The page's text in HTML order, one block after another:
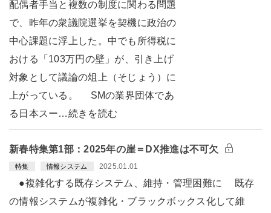
配偶者手当と複数の制度に関わる問題
で、昨年の衆議院選挙を契機に政治の
中心課題に浮上した。中でも所得税に
おける「103万円の壁」が、引き上げ
対象として議論の俎上（そじょう）に
上がっている。 SMの業界団体であ
る日本スー…続きを読む
新春特集第1部：2025年の崖＝DX推進は不可欠
特集 情報システム 2025.01.01
●複雑化する既存システム、維持・管理困難に 既存
の情報システムが複雑化・ブラックボックス化して維